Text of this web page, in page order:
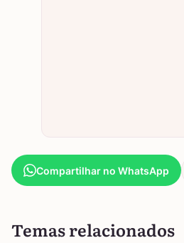
Compartilhar no WhatsApp
Temas relacionados